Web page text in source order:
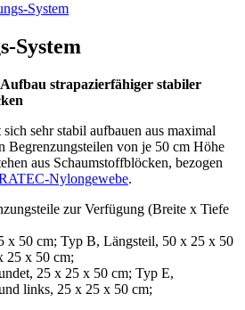
System
Aufbau strapazierfähiger stabiler
sehr stabil aufbauen aus maximal
Begrenzungsteilen von je 50 cm Höhe
aus Schaumstoffblöcken, bezogen
Nylongewebe.
zur Verfügung (Breite x Tiefe
x 50 cm; Typ B, Längsteil, 50 x 25 x 50
25 x 50 cm;
25 x 25 x 50 cm; Typ E,
links, 25 x 25 x 50 cm;